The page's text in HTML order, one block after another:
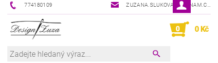
774180109 ZUZANA.SLUKOVA@SEZNAM.CZ
0 0 Kč